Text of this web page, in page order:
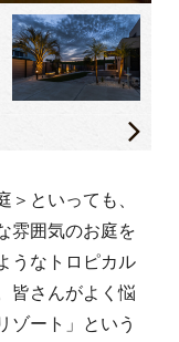
といっても、
雰囲気のお庭を
うなトロピカル
皆さんがよく悩
ゾート」という